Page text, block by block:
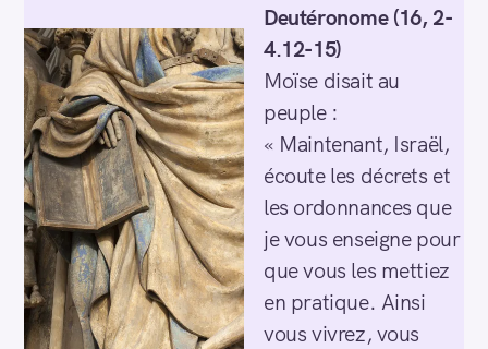
Deutéronome (16, 2-
4.12-15)
Moïse disait au
peuple :
« Maintenant, Israël,
écoute les décrets et
les ordonnances que
je vous enseigne pour
que vous les mettiez
en pratique. Ainsi
vous vivrez, vous